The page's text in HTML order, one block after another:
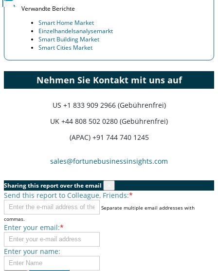
Verwandte Berichte
Smart Home Market
Einzelhandelsanalysemarkt
Smart Building Market
Smart Cities Market
Nehmen Sie Kontakt mit uns auf
US +1 833 909 2966 (Gebührenfrei)
UK +44 808 502 0280 (Gebührenfrei)
(APAC) +91 744 740 1245
sales@fortunebusinessinsights.com
Sharing this report over the email
Send this report to Colleague, Friends:*
Separate multiple email addresses with
commas.
Enter your email:*
Enter your name: